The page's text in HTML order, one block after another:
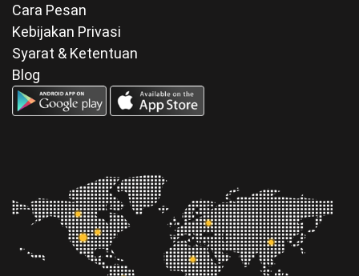
Cara Pesan
Kebijakan Privasi
Syarat & Ketentuan
Blog